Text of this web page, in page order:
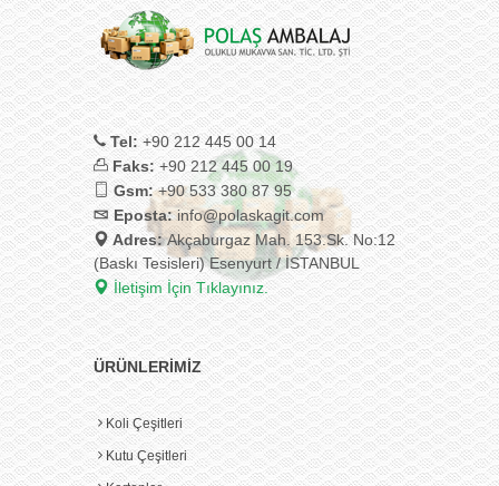
Tel:+90 212 445 00 14
Faks:+90 212 445 00 19
Gsm:+90 533 380 87 95
Eposta:info@polaskagit.com
Adres:Akçaburgaz Mah. 153.Sk. No:12
(Baskı Tesisleri) Esenyurt / İSTANBUL
İletişim İçin Tıklayınız.
ÜRÜNLERİMİZ
Koli Çeşitleri
Kutu Çeşitleri